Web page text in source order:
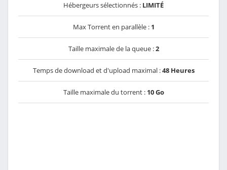
Hébergeurs sélectionnés : LIMITÉ
Max Torrent en parallèle : 1
Taille maximale de la queue :2
Temps de download et d'upload maximal :48 Heures
Taille maximale du torrent : 10 Go